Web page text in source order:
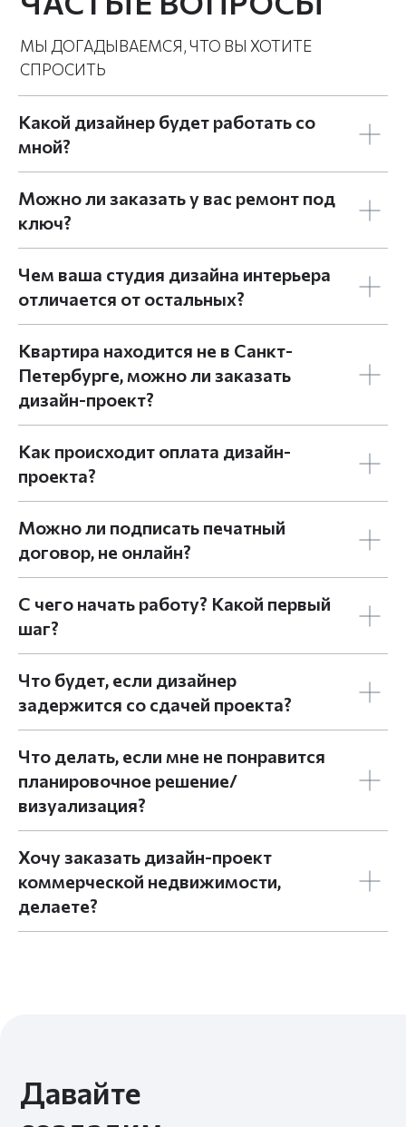
Какой дизайнер будет работать со
мной?
Можно ли заказать у вас ремонт под
ключ?
Чем ваша студия дизайна интерьера
отличается от остальных?
Квартира находится не в Санкт-
Петербурге, можно ли заказать
дизайн-проект?
Как происходит оплата дизайн-
проекта?
Можно ли подписать печатный
договор, не онлайн?
С чего начать работу? Какой первый
шаг?
Что будет, если дизайнер
задержится со сдачей проекта?
Что делать, если мне не понравится
планировочное решение/
визуализация?
Хочу заказать дизайн-проект
коммерческой недвижимости,
делаете?